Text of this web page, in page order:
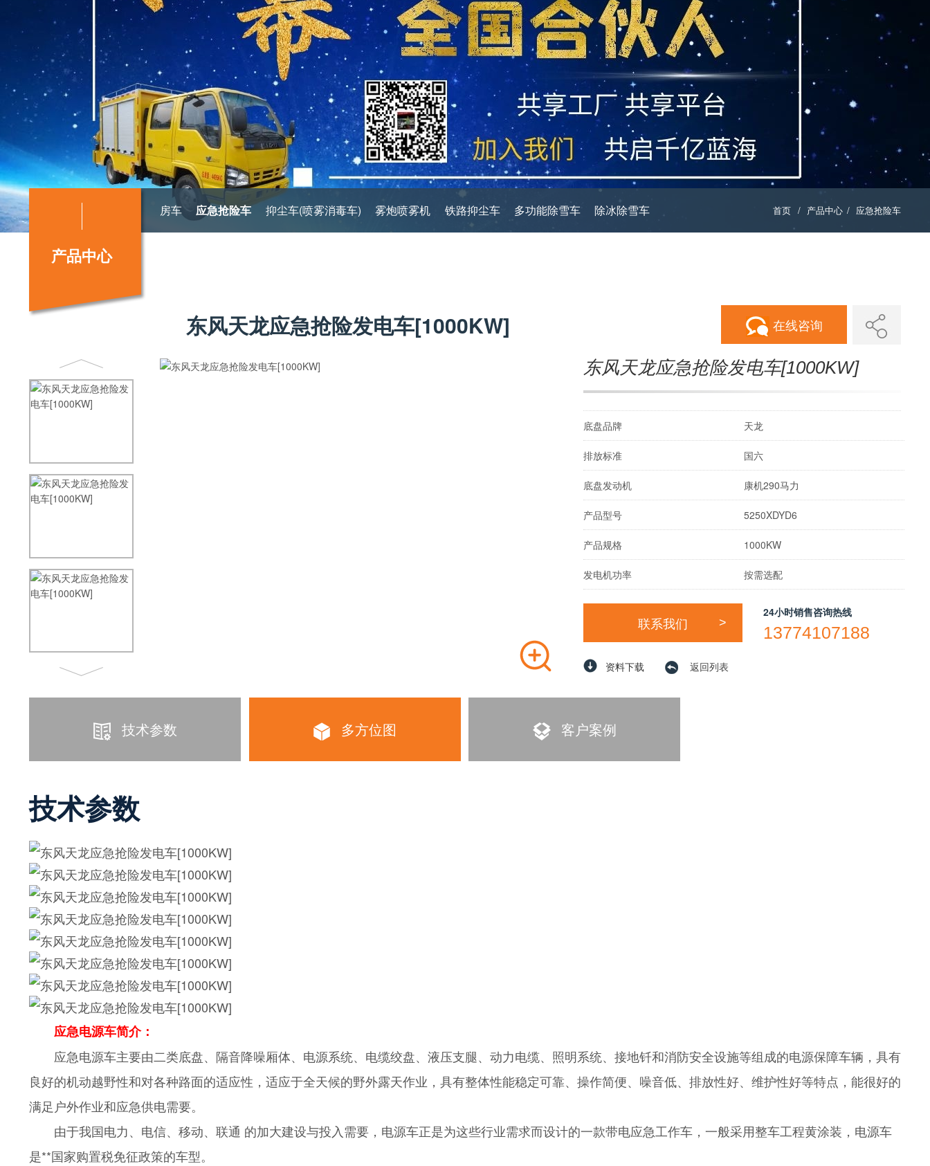
产品中心
房车 应急抢险车 抑尘车(喷雾消毒车) 雾炮喷雾机 铁路抑尘车 多功能除雪车 除冰除雪车 首页 / 产品中心 / 应急抢险车
东风天龙应急抢险发电车[1000KW] 在线咨询
东风天龙应急抢险发电车[1000KW]
底盘品牌 天龙
排放标准 国六
底盘发动机 康机290马力
产品型号 5250XDYD6
产品规格 1000KW
发电机功率 按需选配
联系我们 >
24小时销售咨询热线
13774107188
资料下载 返回列表
技术参数 多方位图 客户案例
技术参数
应急电源车简介：
应急电源车主要由二类底盘、隔音降噪厢体、电源系统、电缆绞盘、液压支腿、动力电缆、照明系统、接地钎和消防安全设施等组成的电源保障车辆，具有
良好的机动越野性和对各种路面的适应性，适应于全天候的野外露天作业，具有整体性能稳定可靠、操作简便、噪音低、排放性好、维护性好等特点，能很好的
满足户外作业和应急供电需要。
由于我国电力、电信、移动、联通 的加大建设与投入需要，电源车正是为这些行业需求而设计的一款带电应急工作车，一般采用整车工程黄涂装，电源车
是**国家购置税免征政策的车型。